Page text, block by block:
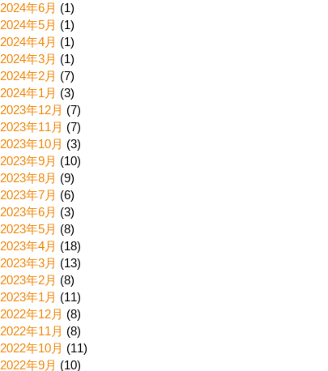
2024年6月 (1)
2024年5月 (1)
2024年4月 (1)
2024年3月 (1)
2024年2月 (7)
2024年1月 (3)
2023年12月 (7)
2023年11月 (7)
2023年10月 (3)
2023年9月 (10)
2023年8月 (9)
2023年7月 (6)
2023年6月 (3)
2023年5月 (8)
2023年4月 (18)
2023年3月 (13)
2023年2月 (8)
2023年1月 (11)
2022年12月 (8)
2022年11月 (8)
2022年10月 (11)
2022年9月 (10)